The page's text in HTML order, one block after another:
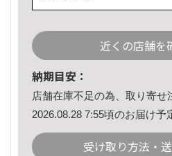
近くの店舗を
納期目安：
店舗在庫不足の為、取り寄せ
2026.08.28 7:55頃のお届け予
受け取り方法・